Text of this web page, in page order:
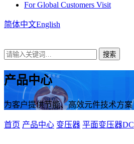
For Global Customers Visit
简体中文English
产品中心
为客户提供节能、高效元件技术方案
首页 产品中心 变压器 平面变压器DC